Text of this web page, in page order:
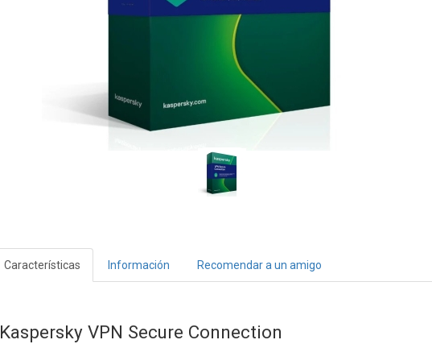
Características Información Recomendar a un amigo
Kaspersky VPN Secure Connection